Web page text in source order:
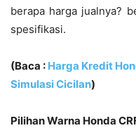
berapa harga jualnya?
spesifikasi.
(Baca : Harga Kredit
Simulasi Cicilan)
Pilihan Warna Honda